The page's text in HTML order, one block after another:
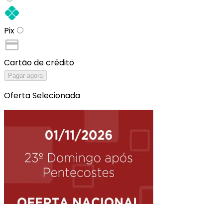
Pix
Cartão de crédito
Pagar agora
Oferta Selecionada